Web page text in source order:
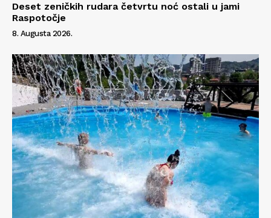
Deset zeničkih rudara četvrtu noć ostali u jami
Raspotočje
8. Augusta 2026.